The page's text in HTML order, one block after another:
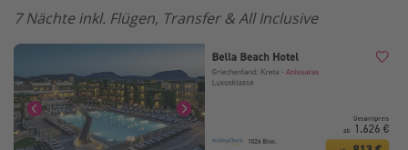
7 Nächte inkl. Flügen, Transfer & All Inclusive